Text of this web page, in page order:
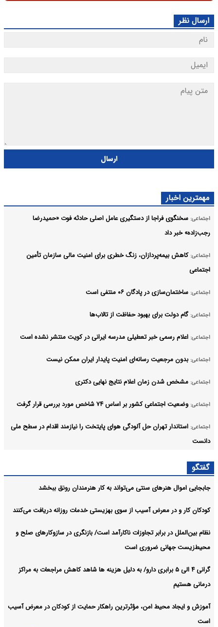
ارسال نظر
ارسال
مهمترین اخبار
اجتماعی: سخنگوی فراجا از دستگیری عامل اصلی حادثه فوت «حمیدرضا
رجب‌زاده» خبر داد
اجتماعی: کاهش بیمه‌پردازان، زنگ خطری برای امنیت مالی سازمان تأمین
اجتماعی
اجتماعی: ساختمان‌سازی در پادگان ۰۶ منتفی است
اجتماعی: گام دولت برای بهبود حفاظت از تالاب‌ها
اجتماعی: اعلام رسمی خبر تعطیلی مدرسه ایرانی در کویت منتشر نشده است
اجتماعی: بدون مرجعیت رسانه‌ای امنیت پایدار ایران ممکن نیست
اجتماعی: مشخص شدن زمان اعلام نتایج نهایی دکتری
اجتماعی: وضعیت اجتماعی کشور بر اساس ۷۴ شاخص مورد بررسی قرار گرفت
اجتماعی: استاندار تهران حل آلودگی هوای پایتخت را نیازمند اقدام در سطح ملی
دانست
اجتماعی:
خبر داد
گفتگو
جابجایی اموال هنرهای سنتی می‌تواند به کار هنرمندان رونق ببخشد
کودکان کار و در معرض آسیب از سوی بهزیستی خدمات روزانه دریافت می‌کنند
نظام بین‌الملل در برابر تجاوزات ناکارآمد است/ بازنگری در سازوکارهای صلح و
محیط‌زیست جهانی ضروری است
گرانی ۴ الی ۵ برابری دارو/ به دلیل هزینه ها شاهد کاهش مراجعات به مراکز
درمانی هستیم
آموزش و ایجاد محیط امن، مؤثرترین راهکار حمایت از کودکان در معرض آسیب
است